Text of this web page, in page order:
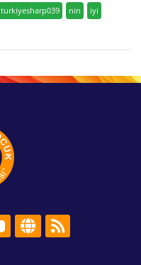
turkiyesharp039 nin
iyi